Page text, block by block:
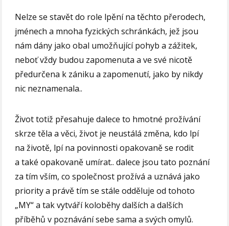
Nelze se stavět do role lpění na těchto přerodech,
jménech a mnoha fyzických schránkách, jež jsou
nám dány jako obal umožňující pohyb a zážitek,
neboť vždy budou zapomenuta a ve své nicotě
předurčena k zániku a zapomenutí, jako by nikdy
nic neznamenala..
Život totiž přesahuje dalece to hmotné prožívání
skrze těla a věci, život je neustálá změna, kdo lpí
na životě, lpí na povinnosti opakovaně se rodit
a také opakovaně umírat.. dalece jsou tato poznání
za tím vším, co společnost prožívá a uznává jako
priority a právě tím se stále odděluje od tohoto
„MY“ a tak vytváří koloběhy dalších a dalších
příběhů v poznávání sebe sama a svých omylů.